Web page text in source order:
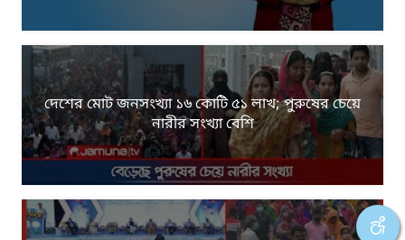
দেশের মোট জনসংখ্যা ১৬ কোটি ৫১ লাখ; পুরুষের চেয়ে
নারীর সংখ্যা বেশি